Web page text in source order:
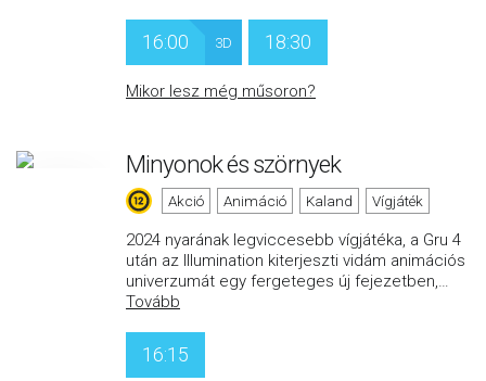
16:00 3D 18:30
Mikor lesz még műsoron?
Minyonok és szörnyek
Akció Animáció Kaland Vígjáték
2024 nyarának legviccesebb vígjátéka, a Gru 4
után az Illumination kiterjeszti vidám animációs
univerzumát egy fergeteges új fejezetben,…
Tovább
16:15